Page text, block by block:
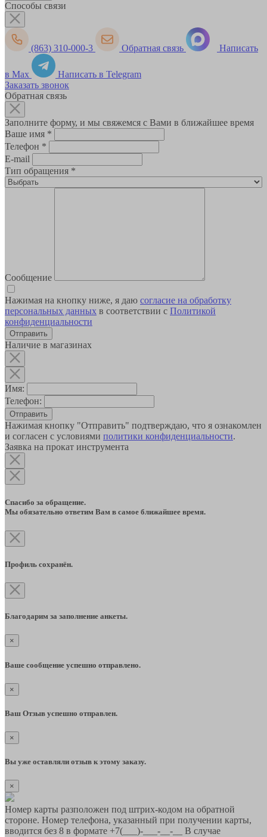
Способы связи
(863) 310-000-3 Обратная связь Написать
в Max
Написать в Telegram
Заказать звонок
Обратная связь
Заполните форму, и мы свяжемся с Вами в ближайшее время
Ваше имя *
Телефон *
E-mail
Тип обращения *
Сообщение
Нажимая на кнопку ниже, я даю согласие на обработку
персональных данных в соответствии с Политикой
конфиденциальности
Наличие в магазинах
Имя:
Телефон:
Отправить
Нажимая кнопку "Отправить" подтверждаю, что я ознакомлен
и согласен с условиями политики конфиденциальности.
Заявка на прокат инструмента
Спасибо за обращение.
Мы обязательно ответим Вам в самое ближайшее время.
Профиль сохранён.
Благодарим за заполнение анкеты.
×
Ваше сообщение успешно отправлено.
×
Ваш Отзыв успешно отправлен.
×
Вы уже оставляли отзыв к этому заказу.
×
Номер карты разположен под штрих-кодом на обратной
стороне. Номер телефона, указанный при получении карты,
вводится без 8 в формате +7(___)-___-__-__ В случае